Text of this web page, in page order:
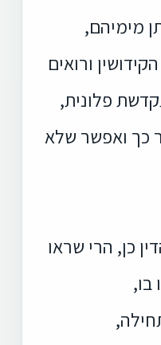
מימיהם,
ורואים
פלונית,
כך ואפשר שלא
כן, הרי שראו
בו,